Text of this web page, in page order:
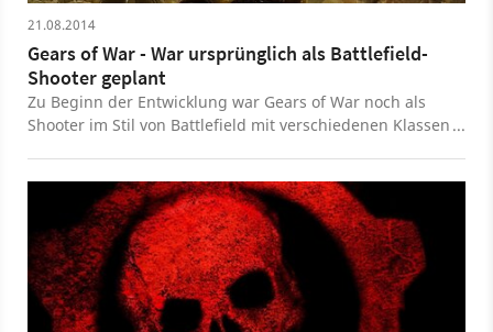
21.08.2014
Gears of War - War ursprünglich als Battlefield-
Shooter geplant
Zu Beginn der Entwicklung war Gears of War noch als
Shooter im Stil von Battlefield mit verschiedenen Klassen